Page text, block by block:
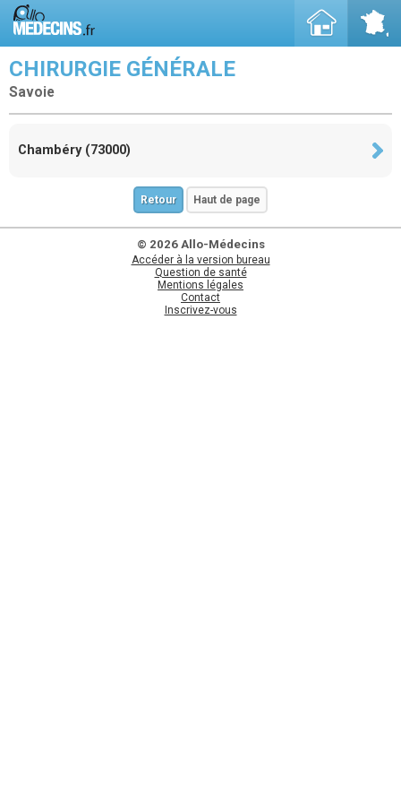
CHIRURGIE GÉNÉRALE
Savoie
Chambéry (73000)
Retour Haut de page
© 2026 Allo-Médecins
Accéder à la version bureau
Question de santé
Mentions légales
Contact
Inscrivez-vous